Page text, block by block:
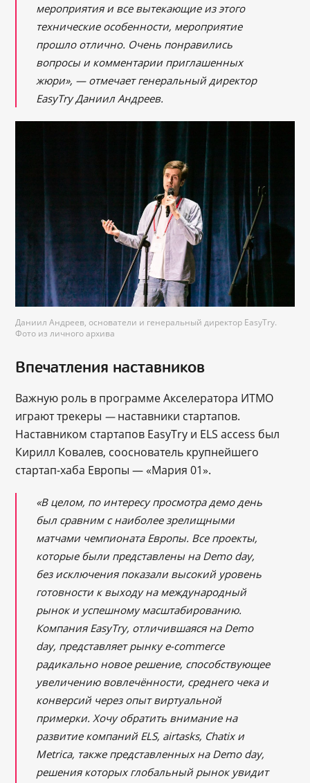
мероприятия и все вытекающие из этого
технические особенности, мероприятие
прошло отлично. Очень понравились
вопросы и комментарии приглашенных
жюри», — отмечает генеральный директор
EasyTry Даниил Андреев.
Даниил Андреев, основатели и генеральный директор EasyTry.
Фото из личного архива
Впечатления наставников
Важную роль в программе Акселератора ИТМО
играют трекеры —наставники стартапов.
Наставником стартапов EasyTry и ELS access был
Кирилл Ковалев, сооснователь крупнейшего
стартап-хаба Европы — «Мария 01».
«В целом, по интересу просмотра демо день
был сравним с наиболее зрелищными
матчами чемпионата Европы. Все проекты,
которые были представлены на Demo day,
без исключения показали высокий уровень
готовности к выходу на международный
рынок и успешному масштабированию.
Компания EasyTry, отличившаяся на Demo
day, представляет рынку e-commerce
радикально новое решение, способствующее
увеличению вовлечённости, среднего чека и
конверсий через опыт виртуальной
примерки. Хочу обратить внимание на
развитие компаний ELS, airtasks, Chatix и
Metrica, также представленных на Demo day,
решения которых глобальный рынок увидит